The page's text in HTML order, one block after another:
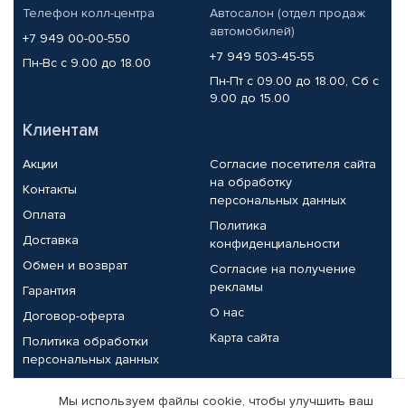
Телефон колл-центра
+7 949 00-00-550
Пн-Вс с 9.00 до 18.00
Автосалон (отдел продаж
автомобилей)
+7 949 503-45-55
Пн-Пт с 09.00 до 18.00, Сб с
9.00 до 15.00
Клиентам
Акции
Контакты
Оплата
Доставка
Обмен и возврат
Гарантия
Договор-оферта
Политика обработки
персональных данных
Согласие посетителя сайта
на обработку
персональных данных
Политика
конфиденциальности
Согласие на получение
рекламы
О нас
Карта сайта
Партнерам
Мы используем файлы cookie, чтобы улучшить ваш